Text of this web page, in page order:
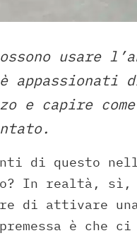
usare
appassionati
e capire
di questo
In realtà, sì,
di attivare
è che